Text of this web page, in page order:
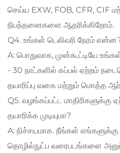
செய்ய EXW, FOB, CFR, CIF
நிபந்தனைகளை ஆதரிக்கிறோம்.
Q4. உங்கள் டெலிவரி நேரம்
A: பொதுவாக, முன்கூட்டியே
- 30 நாட்களில் கப்பல் ஏற்றம்
தயாரிப்பு வகை மற்றும் மொத்த
Q5. வழங்கப்பட்ட
தயாரிக்க முடியுமா?
A: நிச்சயமாக. நீங்கள் எங்களுக்கு
தொழில்நுட்ப வரைபடங்களை